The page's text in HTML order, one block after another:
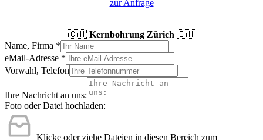
zur Anfrage
🇨🇭 Kernbohrung Zürich 🇨🇭
Name, Firma *
eMail-Adresse *
Vorwahl, Telefon
Ihre Nachricht an uns:
Foto oder Datei hochladen:
Klicke oder ziehe Dateien in diesen Bereich zum